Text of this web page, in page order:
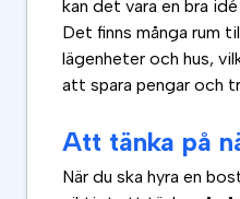
kan det vara en bra
Det finns många rum
lägenheter och hus,
att spara pengar och
Att tänka på
När du ska hyra en